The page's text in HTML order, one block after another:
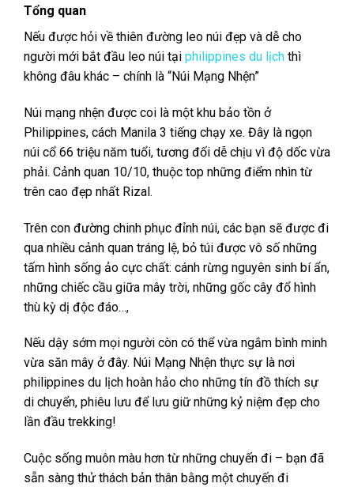
Tổng quan
Nếu được hỏi về thiên đường leo núi đẹp và dễ cho
người mới bắt đầu leo núi tại philippines du lịch thì
không đâu khác – chính là “Núi Mạng Nhện”
Núi mạng nhện được coi là một khu bảo tồn ở
Philippines, cách Manila 3 tiếng chạy xe. Đây là ngọn
núi cổ 66 triệu năm tuổi, tương đối dễ chịu vì độ dốc vừa
phải. Cảnh quan 10/10, thuộc top những điểm nhìn từ
trên cao đẹp nhất Rizal.
Trên con đường chinh phục đỉnh núi, các bạn sẽ được đi
qua nhiều cảnh quan tráng lệ, bỏ túi được vô số những
tấm hình sống ảo cực chất: cánh rừng nguyên sinh bí ẩn,
những chiếc cầu giữa mây trời, những gốc cây đổ hình
thù kỳ dị độc đáo…,
Nếu dậy sớm mọi người còn có thể vừa ngắm bình minh
vừa săn mây ở đây. Núi Mạng Nhện thực sự là nơi
philippines du lịch hoàn hảo cho những tín đồ thích sự
di chuyển, phiêu lưu để lưu giữ những kỷ niệm đẹp cho
lần đầu trekking!
Cuộc sống muôn màu hơn từ những chuyến đi – bạn đã
sẵn sàng thử thách bản thân bằng một chuyến đi